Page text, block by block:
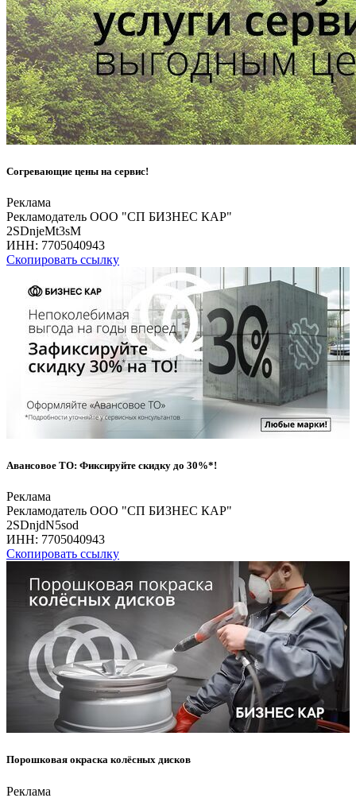
Согревающие цены на сервис!
Реклама
Рекламодатель ООО "СП БИЗНЕС КАР"
2SDnjeMt3sM
ИНН: 7705040943
Скопировать ссылку
Авансовое ТО: Фиксируйте скидку до 30%*!
Реклама
Рекламодатель ООО "СП БИЗНЕС КАР"
2SDnjdN5sod
ИНН: 7705040943
Скопировать ссылку
Порошковая окраска колёсных дисков
Реклама